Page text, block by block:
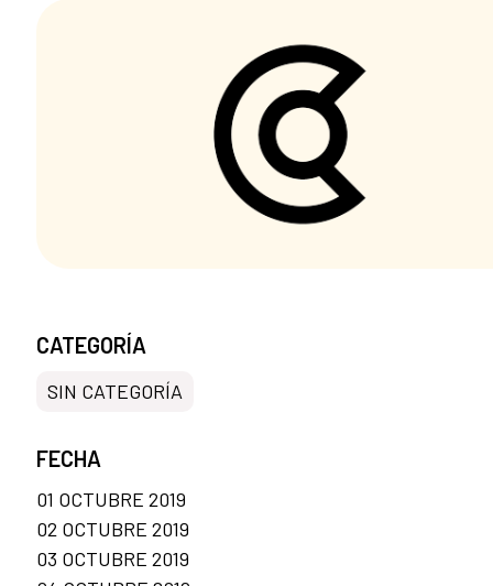
CATEGORÍA
SIN CATEGORÍA
FECHA
01 OCTUBRE 2019
02 OCTUBRE 2019
03 OCTUBRE 2019